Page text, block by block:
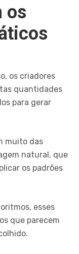
os
os criadores
quantidades
para gerar
muito das
natural, que
os padrões
esses
que parecem